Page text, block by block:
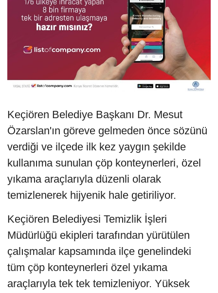
Keçiören Belediye Başkanı Dr. Mesut
Özarslan'ın göreve gelmeden önce sözünü
verdiği ve ilçede ilk kez yaygın şekilde
kullanıma sunulan çöp konteynerleri, özel
yıkama araçlarıyla düzenli olarak
temizlenerek hijyenik hale getiriliyor.
Keçiören Belediyesi Temizlik İşleri
Müdürlüğü ekipleri tarafından yürütülen
çalışmalar kapsamında ilçe genelindeki
tüm çöp konteynerleri özel yıkama
araçlarıyla tek tek temizleniyor. Yüksek